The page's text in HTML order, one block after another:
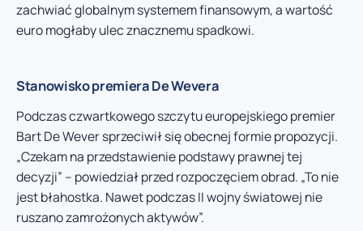
zachwiać globalnym systemem finansowym, a wartość
euro mogłaby ulec znacznemu spadkowi.
Stanowisko premiera De Wevera
Podczas czwartkowego szczytu europejskiego premier
Bart De Wever sprzeciwił się obecnej formie propozycji.
„Czekam na przedstawienie podstawy prawnej tej
decyzji” – powiedział przed rozpoczęciem obrad. „To nie
jest błahostka. Nawet podczas II wojny światowej nie
ruszano zamrożonych aktywów”.